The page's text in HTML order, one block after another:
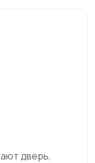
дверь,